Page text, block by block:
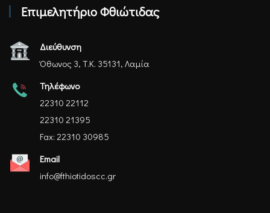
Επιμελητήριο Φθιώτιδας
Διεύθυνση
Όθωνος 3, Τ.Κ. 35131, Λαμία
Τηλέφωνο
22310 22112
22310 21395
Fax: 22310 30985
Email
info@fthiotidoscc.gr